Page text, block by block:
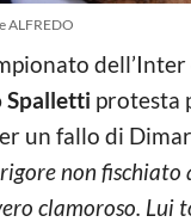
ALFREDO
Spalletti protesta
un fallo di
non fischiato
clamoroso. Lui